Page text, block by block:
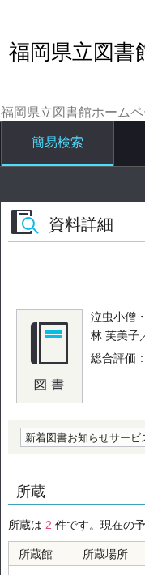
福岡県立図書
福岡県立図書館ホーム
簡易検索
資料詳細
泣虫小僧
林 芙美子
総合評価
新着図書お知らせサービ
所蔵
所蔵は 2 件です。現在の
所蔵館 所蔵場所